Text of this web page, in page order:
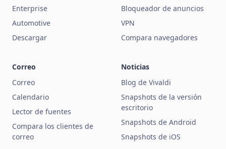
Enterprise
Automotive
Descargar
Bloqueador de anuncios
VPN
Compara navegadores
Correo
Correo
Calendario
Lector de fuentes
Compara los clientes de
correo
Noticias
Blog de Vivaldi
Snapshots de la versión
escritorio
Snapshots de Android
Snapshots de iOS